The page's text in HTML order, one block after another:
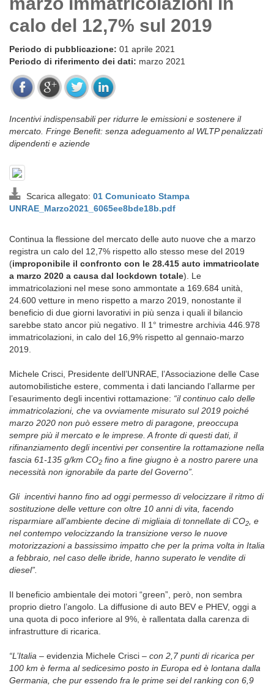
calo del 12,7% sul 2019
Periodo di pubblicazione: 01 aprile 2021
Periodo di riferimento dei dati: marzo 2021
Incentivi indispensabili per ridurre le emissioni e sostenere il
mercato. Fringe Benefit: senza adeguamento al WLTP penalizzati
dipendenti e aziende
Scarica allegato: 01 Comunicato Stampa
UNRAE_Marzo2021_6065ee8bde18b.pdf
Continua la flessione del mercato delle auto nuove che a marzo
registra un calo del 12,7% rispetto allo stesso mese del 2019
(improponibile il confronto con le 28.415 auto immatricolate
a marzo 2020 a causa dal lockdown totale). Le
immatricolazioni nel mese sono ammontate a 169.684 unità,
24.600 vetture in meno rispetto a marzo 2019, nonostante il
beneficio di due giorni lavorativi in più senza i quali il bilancio
sarebbe stato ancor più negativo. Il 1° trimestre archivia 446.978
immatricolazioni, in calo del 16,9% rispetto al gennaio-marzo
2019.
Michele Crisci, Presidente dell’UNRAE, l’Associazione delle Case
automobilistiche estere, commenta i dati lanciando l’allarme per
l’esaurimento degli incentivi rottamazione: “il continuo calo delle
immatricolazioni, che va ovviamente misurato sul 2019 poiché
marzo 2020 non può essere metro di paragone, preoccupa
sempre più il mercato e le imprese. A fronte di questi dati, il
rifinanziamento degli incentivi per consentire la rottamazione nella
fascia 61-135 g/km CO2 fino a fine giugno è a nostro parere una
necessità non ignorabile da parte del Governo”.
Gli incentivi hanno fino ad oggi permesso di velocizzare il ritmo di
sostituzione delle vetture con oltre 10 anni di vita, facendo
risparmiare all’ambiente decine di migliaia di tonnellate di CO2
, e
nel contempo velocizzando la transizione verso le nuove
motorizzazioni a bassissimo impatto che per la prima volta in Italia
a febbraio, nel caso delle ibride, hanno superato le vendite di
diesel”.
Il beneficio ambientale dei motori “green”, però, non sembra
proprio dietro l’angolo. La diffusione di auto BEV e PHEV, oggi a
una quota di poco inferiore al 9%, è rallentata dalla carenza di
infrastrutture di ricarica.
“L’Italia – evidenzia Michele Crisci – con 2,7 punti di ricarica per
100 km è ferma al sedicesimo posto in Europa ed è lontana dalla
Germania, che pur essendo fra le prime sei del ranking con 6,9